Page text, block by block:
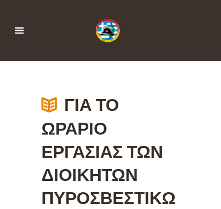
ΓΙΑ ΤΟ
ΩΡΑΡΙΟ
ΕΡΓΑΣΙΑΣ ΤΩΝ
ΔΙΟΙΚΗΤΩΝ
ΠΥΡΟΣΒΕΣΤΙΚΩ